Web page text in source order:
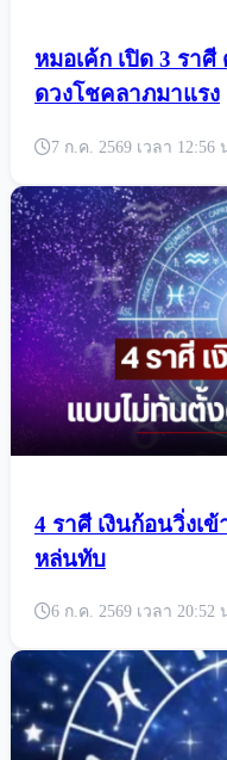
หมอเค้ก เปิด 3 ราศี
ดวงโชคลาภมาแรง
7 ก.ค. 2569 เวลา 12:56
4 ราศี เงินก้อนวิ่งเ
หล่นทับ
6 ก.ค. 2569 เวลา 20:52